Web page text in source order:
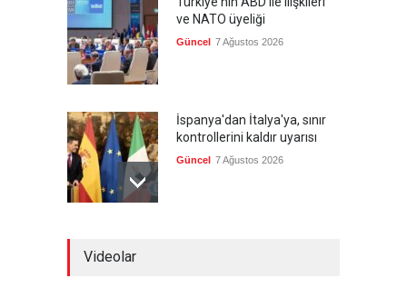
ve NATO üyeliği
Güncel 7 Ağustos 2026
İspanya'dan İtalya'ya, sınır
kontrollerini kaldır uyarısı
Güncel 7 Ağustos 2026
Videolar